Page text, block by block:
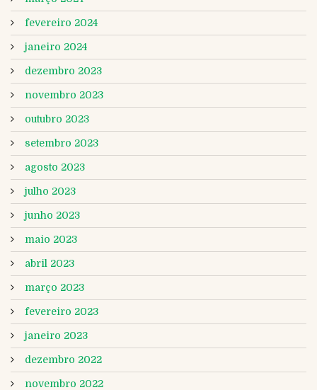
fevereiro 2024
janeiro 2024
dezembro 2023
novembro 2023
outubro 2023
setembro 2023
agosto 2023
julho 2023
junho 2023
maio 2023
abril 2023
março 2023
fevereiro 2023
janeiro 2023
dezembro 2022
novembro 2022